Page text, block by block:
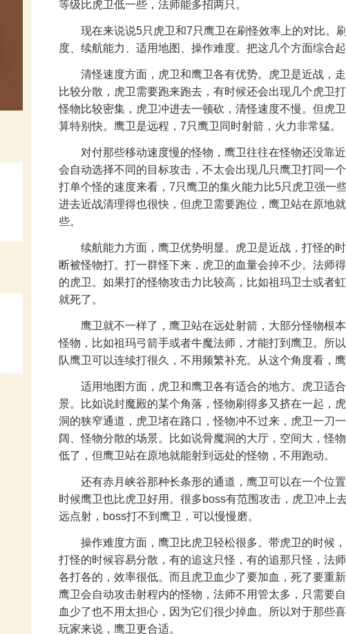
等级比虎卫低一些，法师能多招两只。
现在来说说5只虎卫和7只鹰卫在刷怪效率上的对比。
度、续航能力、适用地图、操作难度。把这几个方面综合
清怪速度方面，虎卫和鹰卫各有优势。虎卫是近战，走
比较分散，虎卫需要跑来跑去，有时候还会出现几个虎卫
怪物比较密集，虎卫冲进去一顿砍，清怪速度不慢。但虎
算特别快。鹰卫是远程，7只鹰卫同时射箭，火力非常猛。
对付那些移动速度慢的怪物，鹰卫往往在怪物还没靠近
会自动选择不同的目标攻击，不太会出现几只鹰卫打同一
打单个怪的速度来看，7只鹰卫的集火能力比5只虎卫强一
进去近战清理得也很快，但虎卫需要跑位，鹰卫站在原地
些。
续航能力方面，鹰卫优势明显。虎卫是近战，打怪的时
断被怪物打。打一群怪下来，虎卫的血量会掉不少。法师
的虎卫。如果打的怪物攻击力比较高，比如祖玛卫士或者
就死了。
鹰卫就不一样了，鹰卫站在远处射箭，大部分怪物根本
怪物，比如祖玛弓箭手或者牛魔法师，才能打到鹰卫。所
队鹰卫可以连续打很久，不用频繁补充。从这个角度看，
适用地图方面，虎卫和鹰卫各有适合的地方。虎卫适合
景。比如说封魔殿的某个角落，怪物刷得多又挤在一起，
洞的狭窄通道，虎卫堵在路口，怪物冲不过来，虎卫一刀
阔、怪物分散的场景。比如说骨魔洞的大厅，空间大，怪
低了，但鹰卫站在原地就能射到远处的怪物，不用跑动。
还有赤月峡谷那种长条形的通道，鹰卫可以在一个位置
时候鹰卫也比虎卫好用。很多boss有范围攻击，虎卫冲上
远点射，boss打不到鹰卫，可以慢慢磨。
操作难度方面，鹰卫比虎卫轻松很多。带虎卫的时候，
打怪的时候容易分散，有的追这只怪，有的追那只怪，法
各打各的，效率很低。而且虎卫血少了要加血，死了要重
鹰卫会自动攻击射程内的怪物，法师不用管太多，只需要
血少了也不用太担心，因为它们很少掉血。所以对于那些
玩家来说，鹰卫更合适。